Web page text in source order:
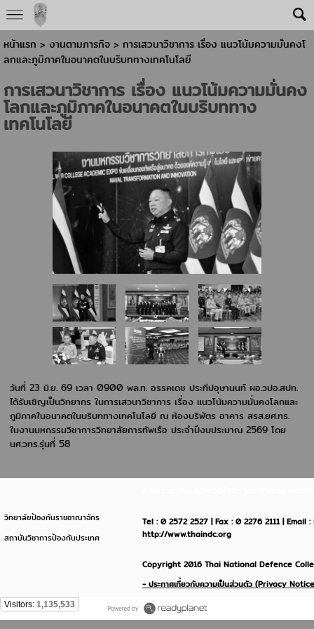
หน้าแรก > งานตามภารกิจ > การเสวนาวิชาการ เรื่อง แนวโน้มความมั่นคงโ
ลกและภูมิภาคในอนาคตในบริบททางเทคโนโลยี
การเสวนาวิชาการ เรื่อง แนวโน้มความมั่นคง
โลกและภูมิภาคในอนาคตในบริบททาง
เทคโนโลยี
วันที่ 23 มิ.ย. 69 เวลา 0900พล.ท. อรรคเดช ประทีปอุษานนท์ผอ.วปอ.สปท.
ได้รับเชิญเป็นวิทยากรในการเสวนาวิชาการ เรื่องแนวโน้มความมั่นคงโลกและ
ภูมิภาคในอนาคตในบริบททางเทคโนโลยีณ ห้องบริพัตร อาคาร สรส.ยศ.ทร.
ในงานมหกรรมวิชาการวิทยาลัยการทัพเรือ ประจำปีงบประมาณ 2569 โดย
นศ.วทร.รุ่นที่ 58
วิทยาลัยป้องกันราชอาณาจักร
สถาบันวิชาการป้องกันประเทศ
Tel : 0 2572 2527 | Fax : 0 2276 2111 |
http://www.thaindc.org
Copyright 2016 Thai National Defence
- ประกาศเกี่ยวกับความเป็นส่วนตัว (Privacy
Visitors: 1,135,533